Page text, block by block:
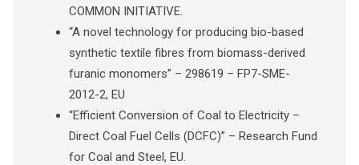
COMMON INITIATIVE.
“A novel technology for producing bio-based
synthetic textile fibres from biomass-derived
furanic monomers” – 298619 – FP7-SME-
2012-2, EU
“Efficient Conversion of Coal to Electricity –
Direct Coal Fuel Cells (DCFC)” – Research Fund
for Coal and Steel, EU.